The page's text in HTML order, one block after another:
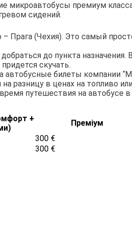
премиум
сидений.
Прага (Чехия). Это самый
до пункта
скучать.
автобусные билеты компании
разницу в ценах на топливо
путешествия на автобусе в
+
Преміум
300 €
300 €